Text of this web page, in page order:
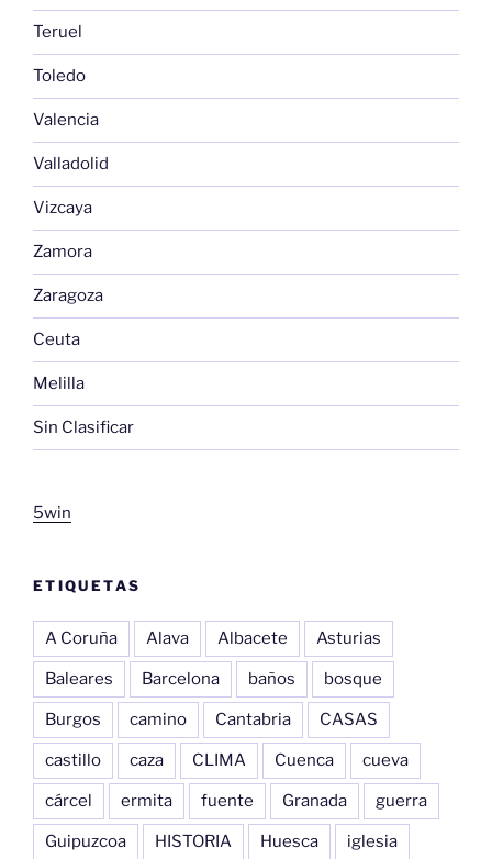
Teruel
Toledo
Valencia
Valladolid
Vizcaya
Zamora
Zaragoza
Ceuta
Melilla
Sin Clasificar
5win
ETIQUETAS
A Coruña Alava Albacete Asturias
Baleares Barcelona baños bosque
Burgos camino Cantabria CASAS
castillo caza CLIMA Cuenca cueva
cárcel ermita fuente Granada guerra
Guipuzcoa HISTORIA Huesca iglesia